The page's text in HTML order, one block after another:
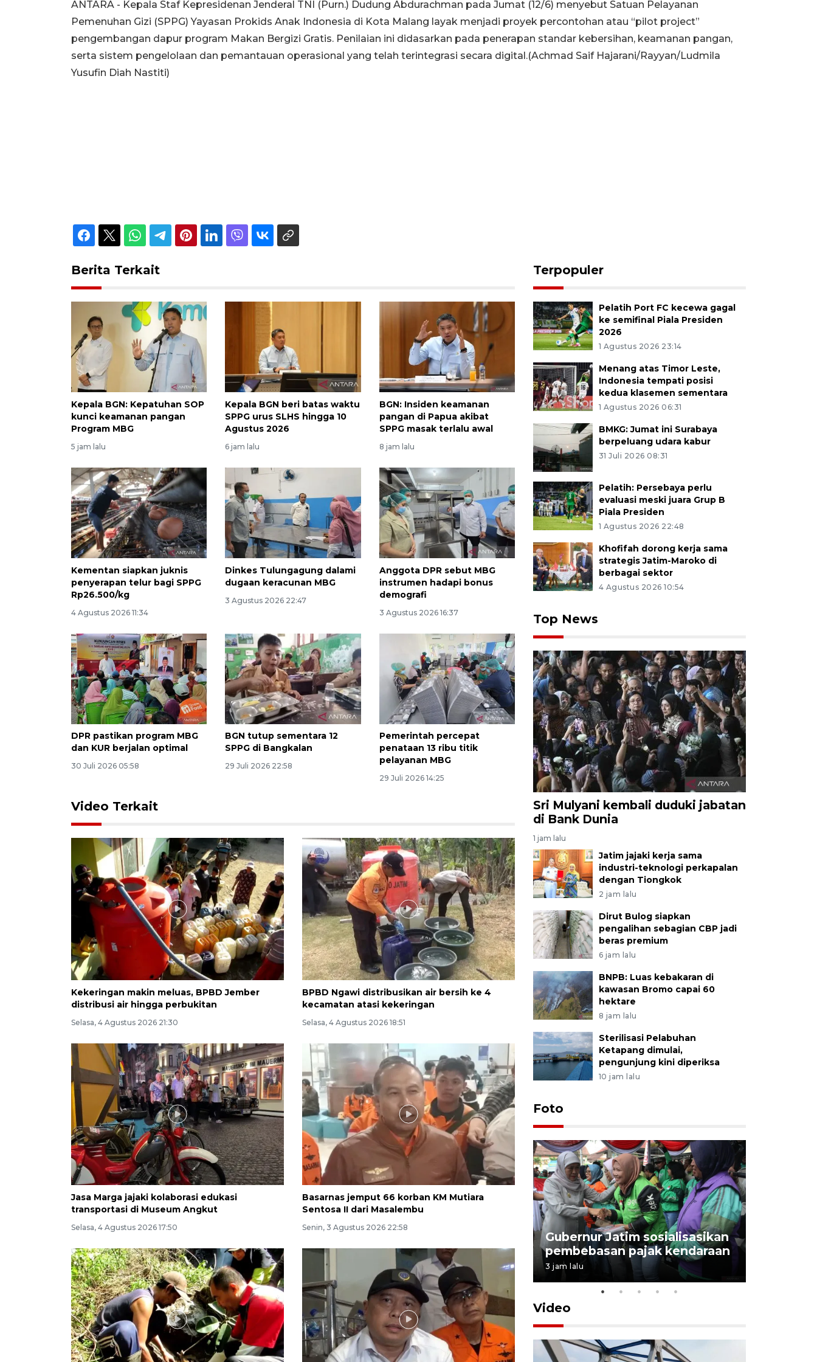
ANTARA - Kepala Staf Kepresidenan Jenderal TNI (Purn.) Dudung Abdurachman pada Jumat (12/6) menyebut Satuan Pelayanan
Pemenuhan Gizi (SPPG) Yayasan Prokids Anak Indonesia di Kota Malang layak menjadi proyek percontohan atau “pilot project”
pengembangan dapur program Makan Bergizi Gratis. Penilaian ini didasarkan pada penerapan standar kebersihan, keamanan pangan,
serta sistem pengelolaan dan pemantauan operasional yang telah terintegrasi secara digital.(Achmad Saif Hajarani/Rayyan/Ludmila
Yusufin Diah Nastiti)
Berita Terkait
Kepala BGN: Kepatuhan SOP
kunci keamanan pangan
Program MBG
5 jam lalu
Kepala BGN beri batas waktu
SPPG urus SLHS hingga 10
Agustus 2026
6 jam lalu
BGN: Insiden keamanan
pangan di Papua akibat
SPPG masak terlalu awal
8 jam lalu
Kementan siapkan juknis
penyerapan telur bagi SPPG
Rp26.500/kg
4 Agustus 2026 11:34
Dinkes Tulungagung dalami
dugaan keracunan MBG
3 Agustus 2026 22:47
Anggota DPR sebut MBG
instrumen hadapi bonus
demografi
3 Agustus 2026 16:37
DPR pastikan program MBG
dan KUR berjalan optimal
30 Juli 2026 05:58
BGN tutup sementara 12
SPPG di Bangkalan
29 Juli 2026 22:58
Pemerintah percepat
penataan 13 ribu titik
pelayanan MBG
29 Juli 2026 14:25
Video Terkait
Kekeringan makin meluas, BPBD Jember
distribusi air hingga perbukitan
Selasa, 4 Agustus 2026 21:30
BPBD Ngawi distribusikan air bersih ke 4
kecamatan atasi kekeringan
Selasa, 4 Agustus 2026 18:51
Jasa Marga jajaki kolaborasi edukasi
transportasi di Museum Angkut
Selasa, 4 Agustus 2026 17:50
Basarnas jemput 66 korban KM Mutiara
Sentosa II dari Masalembu
Senin, 3 Agustus 2026 22:58
Terpopuler
Pelatih Port FC kecewa gagal
ke semifinal Piala Presiden
2026
1 Agustus 2026 23:14
Menang atas Timor Leste,
Indonesia tempati posisi
kedua klasemen sementara
1 Agustus 2026 06:31
BMKG: Jumat ini Surabaya
berpeluang udara kabur
31 Juli 2026 08:31
Pelatih: Persebaya perlu
evaluasi meski juara Grup B
Piala Presiden
1 Agustus 2026 22:48
Khofifah dorong kerja sama
strategis Jatim-Maroko di
berbagai sektor
4 Agustus 2026 10:54
Top News
Sri Mulyani kembali duduki jabatan
di Bank Dunia
1 jam lalu
Jatim jajaki kerja sama
industri-teknologi perkapalan
dengan Tiongkok
2 jam lalu
Dirut Bulog siapkan
pengalihan sebagian CBP jadi
beras premium
6 jam lalu
BNPB: Luas kebakaran di
kawasan Bromo capai 60
hektare
8 jam lalu
Sterilisasi Pelabuhan
Ketapang dimulai,
pengunjung kini diperiksa
10 jam lalu
Foto
Pameran multiproduk
Surabaya Great Expo
Gubernur Jatim sosialisasikan
pembebasan pajak kendaraan
3 jam lalu
Video